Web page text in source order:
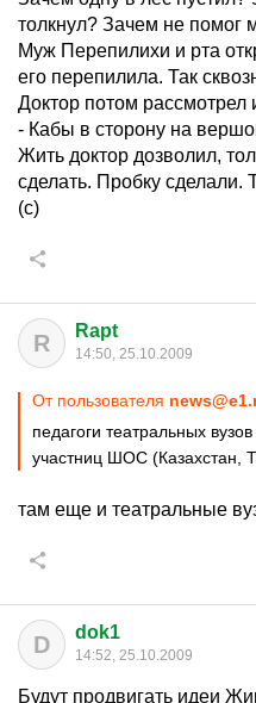
толкнул? Зачем не помог
Муж Перепилихи и рта
его перепилила. Так
Доктор потом рассмотрел
- Кабы в сторону на
Жить доктор дозволил,
сделать. Пробку сделали.
(с)
R Rapt
14:50, 25.10.2009
От пользователя
педагоги театральных
участниц ШОС (Казахстан,
там еще и театральные
D dok1
14:52, 25.10.2009
Будут продвигать идеи